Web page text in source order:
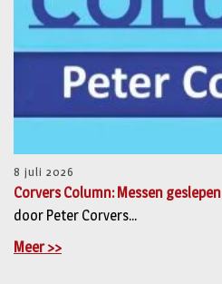
8 juli 2026
Corvers Column: Messen geslepen
door Peter Corvers...
Meer >>